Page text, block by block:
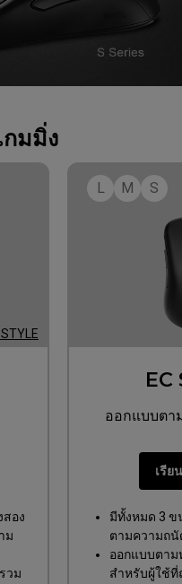
กมมิ่ง
ง
อง
ม
วม
L M S
EC
ออกแบบตา
เรีย
มีทั้งหมด 3 ข
ตามความถนั
ออกแบบตา
สำหรับผู้ใช้